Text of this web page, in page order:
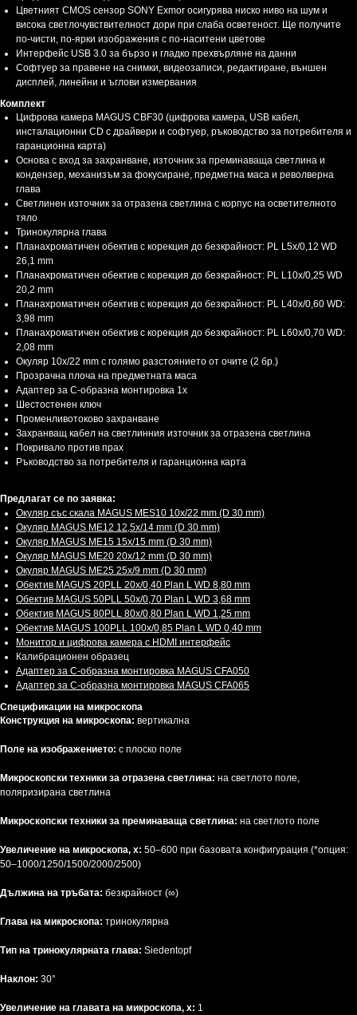
Цветният CMOS сензор SONY Exmor осигурява ниско ниво на шум и
висока светлочувствителност дори при слаба осветеност. Ще получите
по-чисти, по-ярки изображения с по-наситени цветове
Интерфейс USB 3.0 за бързо и гладко прехвърляне на данни
Софтуер за правене на снимки, видеозаписи, редактиране, външен
дисплей, линейни и ъглови измервания
Комплект
Цифрова камера MAGUS CBF30 (цифрова камера, USB кабел,
инсталационни CD с драйвери и софтуер, ръководство за потребителя и
гаранционна карта)
Основа с вход за захранване, източник за преминаваща светлина и
кондензер, механизъм за фокусиране, предметна маса и револверна
глава
Светлинен източник за отразена светлина с корпус на осветителното
тяло
Тринокулярна глава
Планахроматичен обектив с корекция до безкрайност: PL L5x/0,12 WD
26,1 mm
Планахроматичен обектив с корекция до безкрайност: PL L10х/0,25 WD
20,2 mm
Планахроматичен обектив с корекция до безкрайност: PL L40х/0,60 WD:
3,98 mm
Планахроматичен обектив с корекция до безкрайност: PL L60x/0,70 WD:
2,08 mm
Окуляр 10x/22 mm с голямо разстоянието от очите (2 бр.)
Прозрачна плоча на предметната маса
Адаптер за C-образна монтировка 1x
Шестостенен ключ
Променливотоково захранване
Захранващ кабел на светлинния източник за отразена светлина
Покривало против прах
Ръководство за потребителя и гаранционна карта
Предлагат се по заявка:
Окуляр със скала MAGUS MES10 10х/22 mm (D 30 mm)
Окуляр MAGUS ME12 12,5х/14 mm (D 30 mm)
Окуляр MAGUS ME15 15x/15 mm (D 30 mm)
Окуляр MAGUS ME20 20х/12 mm (D 30 mm)
Окуляр MAGUS ME25 25х/9 mm (D 30 mm)
Обектив MAGUS 20PLL 20х/0,40 Plan L WD 8,80 mm
Обектив MAGUS 50PLL 50х/0,70 Plan L WD 3,68 mm
Обектив MAGUS 80PLL 80х/0,80 Plan L WD 1,25 mm
Обектив MAGUS 100PLL 100х/0,85 Plan L WD 0,40 mm
Монитор и цифрова камера с HDMI интерфейс
Калибрационен образец
Адаптер за C-образна монтировка MAGUS CFA050
Адаптер за C-образна монтировка MAGUS CFA065
Спецификации на микроскопа
Конструкция на микроскопа: вертикална
Поле на изображението: с плоско поле
Микроскопски техники за отразена светлина: на светлото поле,
поляризирана светлина
Микроскопски техники за преминаваща светлина: на светлото поле
Увеличение на микроскопа, х: 50–600 при базовата конфигурация (*опция:
50–1000/1250/1500/2000/2500)
Дължина на тръбата: безкрайност (∞)
Глава на микроскопа: тринокулярна
Тип на тринокулярната глава: Siedentopf
Наклон: 30°
Увеличение на главата на микроскопа, x: 1